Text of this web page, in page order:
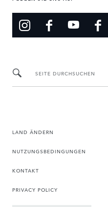
SEITE DURCHSUCHEN
LAND ÄNDERN
NUTZUNGSBEDINGUNGEN
KONTAKT
PRIVACY POLICY